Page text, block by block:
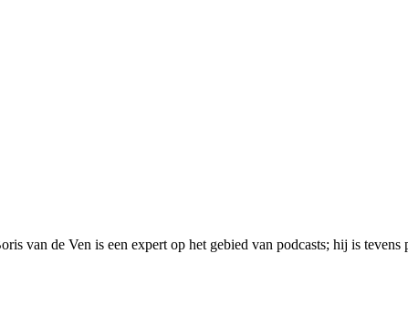
van de Ven is een expert op het gebied van podcasts; hij is